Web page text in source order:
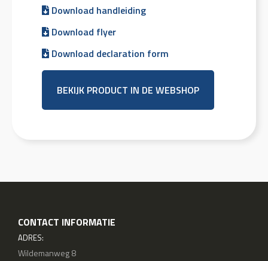
Download handleiding
Download flyer
Download declaration form
BEKIJK PRODUCT IN DE WEBSHOP
CONTACT INFORMATIE
ADRES:
Wildemanweg 8